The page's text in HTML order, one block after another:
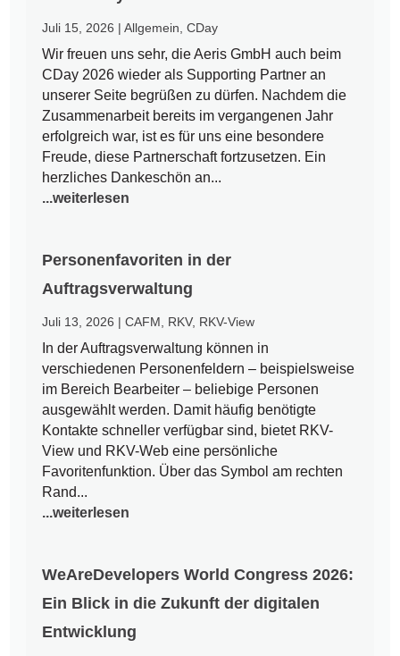
Juli 15, 2026 |Allgemein ,CDay
Wir freuen uns sehr, die Aeris GmbH auch beim
CDay 2026 wieder als Supporting Partner an
unserer Seite begrüßen zu dürfen. Nachdem die
Zusammenarbeit bereits im vergangenen Jahr
erfolgreich war, ist es für uns eine besondere
Freude, diese Partnerschaft fortzusetzen. Ein
herzliches Dankeschön an...
...weiterlesen
Personenfavoriten in der
Auftragsverwaltung
Juli 13, 2026 |CAFM RKV, RKV-View
In der Auftragsverwaltung können in
verschiedenen Personenfeldern – beispielsweise
im Bereich Bearbeiter – beliebige Personen
ausgewählt werden. Damit häufig benötigte
Kontakte schneller verfügbar sind, bietet RKV-
View und RKV-Web eine persönliche
Favoritenfunktion. Über das Symbol am rechten
Rand...
...weiterlesen
WeAreDevelopers World Congress 2026:
Ein Blick in die Zukunft der digitalen
Entwicklung